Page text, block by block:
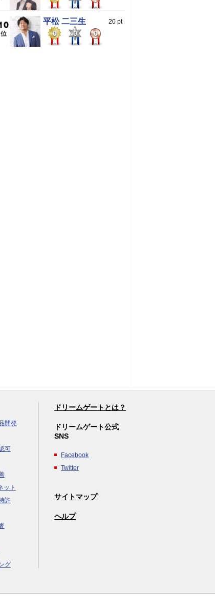
平松 二三生 20 pt
0 0 0
開発
可
ット
許
グ
ドリームゲートとは？
ドリームゲート公式
SNS
Facebook
Twitter
サイトマップ
ヘルプ